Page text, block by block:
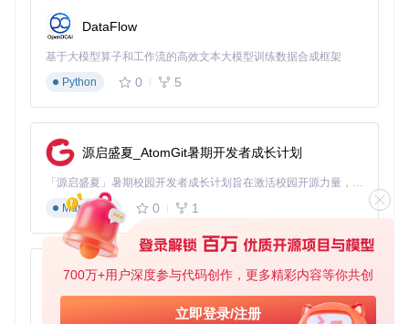
700万+用户深度参与代码创作，更多精彩内容等你共创
立即登录/注册
效率。实际测试显示，使用WuMgr的用户平均每月可减少3-5
次不必要的系统干扰，更新相关的操作时间减少约70%。
场景应用：不同用户群体的使用策略
企业IT管理员方案
对于企业环境，IT管理员可以利用WuMgr实现：
批量部署关键安全更新
统一管理不同部门的更新策略
生成详细的更新报告和统计数据
普通用户优化方案
普通用户可以通过WuMgr：
选择性安装对自己有用的功能更新
DataFlow
基于大模型算子和工作流的高效文本大模型训练数据合成框架
Python
0 5
源启盛夏_AtomGit暑期开发者成长计划
「源启盛夏」暑期校园开发者成长计划旨在激活校园开源力量，通过积分激励、认证扶持、资源倾斜等形式，引导高校组织和开发者完成「入驻 — 建项目 — 做贡献 — 获认证 — 得资源」的完整闭环。无论你是想带领社团入驻平台的组织者，还是希望用代码贡献证明自己的开发者，都能在这里找到属于你的成长路径。
Markdown
0 1
py-xiaozhi
基于Python的Xiaozhi AI，适用于想要完整Xiaozhi体验而无需拥有专用硬件的用户。